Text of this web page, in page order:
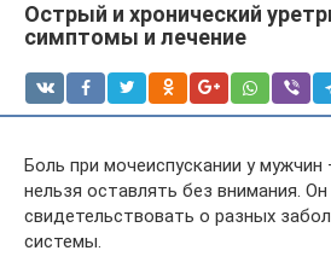
Острый и хронический
симптомы и лечение
Боль при мочеиспускании у
нельзя оставлять без внимания.
свидетельствовать о разных
системы.